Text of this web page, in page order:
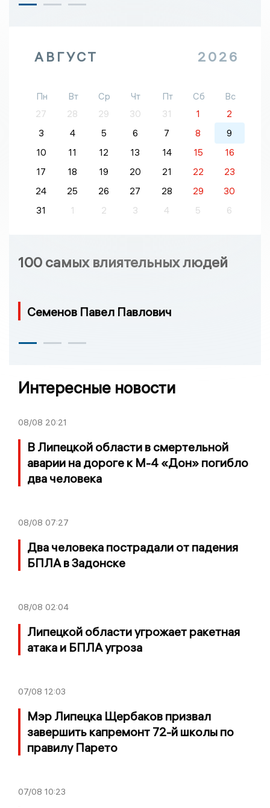
АВГУСТ 2026
Пн Вт Ср Чт Пт Сб
Вс
27
28 29 30 31 1
2
3
4 5 6 7 8
9
10
11 12 13 14 15
16
17
18 19 20 21 22
23
24
25 26 27 28 29
30
31
1 2 3 4 5 6
100 самых влиятельных людей
Семенов Павел Павлович
Интересные новости
08/08 20:21
В Липецкой области в смертельной
аварии на дороге к М-4 «Дон» погибло
два человека
08/08 07:27
Два человека пострадали от падения
БПЛА в Задонске
08/08 02:04
Липецкой области угрожает ракетная
атака и БПЛА угроза
07/08 12:03
Мэр Липецка Щербаков призвал
завершить капремонт 72-й школы по
правилу Парето
07/08 10:23